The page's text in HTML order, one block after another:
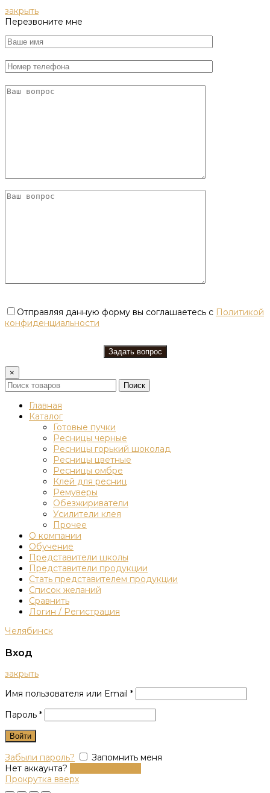
закрыть
Перезвоните мне
Отправляя данную форму вы соглашаетесь с Политикой
конфиденциальности
×
Поиск
Главная
Каталог
Готовые пучки
Ресницы черные
Ресницы горький шоколад
Ресницы цветные
Ресницы омбре
Клей для ресниц
Ремуверы
Обезжириватели
Усилители клея
Прочее
О компании
Обучение
Представители школы
Представители продукции
Стать представителем продукции
Список желаний
Сравнить
Логин / Регистрация
Челябинск
Вход
закрыть
Имя пользователя или Email *
Пароль *
Войти
Забыли пароль?
Запомнить меня
Нет аккаунта?
Прокрутка вверх